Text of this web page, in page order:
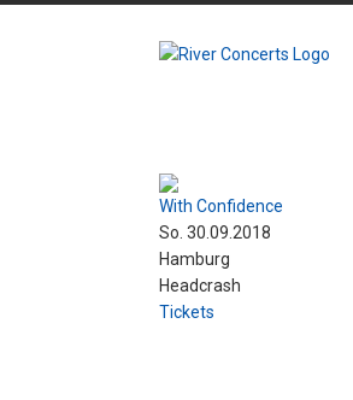
With Confidence
So. 30.09.2018
Hamburg
Headcrash
Tickets